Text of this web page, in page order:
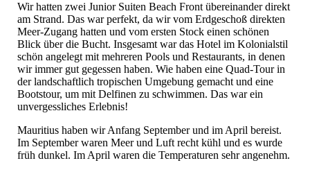
Wir hatten zwei Junior Suiten Beach Front übereinander direkt
am Strand. Das war perfekt, da wir vom Erdgeschoß direkten
Meer-Zugang hatten und vom ersten Stock einen schönen
Blick über die Bucht. Insgesamt war das Hotel im Kolonialstil
schön angelegt mit mehreren Pools und Restaurants, in denen
wir immer gut gegessen haben. Wie haben eine Quad-Tour in
der landschaftlich tropischen Umgebung gemacht und eine
Bootstour, um mit Delfinen zu schwimmen. Das war ein
unvergessliches Erlebnis!
Mauritius haben wir Anfang September und im April bereist.
Im September waren Meer und Luft recht kühl und es wurde
früh dunkel. Im April waren die Temperaturen sehr angenehm.